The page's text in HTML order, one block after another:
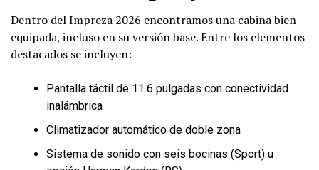
Dentro del Impreza 2026 encontramos una cabina bien
equipada, incluso en su versión base. Entre los elementos
destacados se incluyen:
Pantalla táctil de 11.6 pulgadas con conectividad
inalámbrica
Climatizador automático de doble zona
Sistema de sonido con seis bocinas (Sport) u